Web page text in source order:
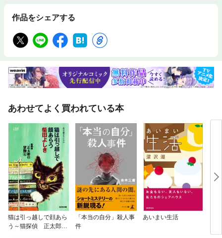
作品をシェアする
あわせてよく買われている本
猫は引っ越しで顔あら
う～猫探偵 正太郎の
「本当の自分」殺人事
件
あいまい生活